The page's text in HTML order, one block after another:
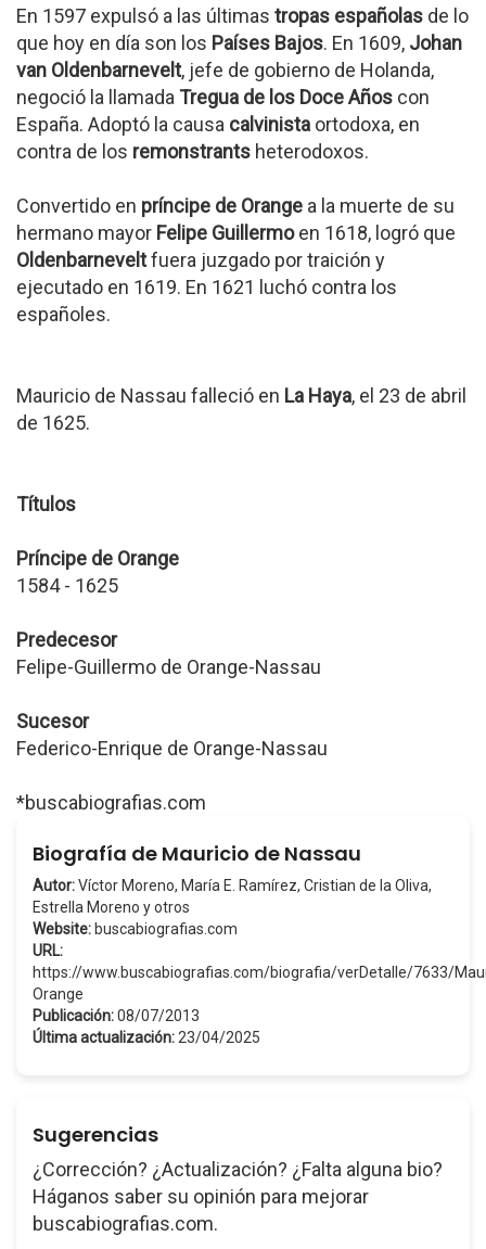
En 1597 expulsó a las últimas tropas españolas de lo
que hoy en día son los Países Bajos. En 1609, Johan
van Oldenbarnevelt, jefe de gobierno de Holanda,
negoció la llamada Tregua de los Doce Años con
España. Adoptó la causa calvinista ortodoxa, en
contra de los remonstrants heterodoxos.
Convertido en príncipe de Orange a la muerte de su
hermano mayor Felipe Guillermoen 1618, logró que
Oldenbarneveltfuera juzgado por traición y
ejecutado en 1619. En 1621 luchó contra los
españoles.
Mauricio de Nassau falleció en La Haya, el 23 de abril
de 1625.
Títulos
Príncipe de Orange
1584 - 1625
Predecesor
Felipe-Guillermo de Orange-Nassau
Sucesor
Federico-Enrique de Orange-Nassau
*buscabiografias.com
Biografía de Mauricio de Nassau
Autor:Víctor Moreno, María E. Ramírez, Cristian de la Oliva,
Estrella Moreno y otros
Website: buscabiografias.com
URL:
https://www.buscabiografias.com/biografia/verDetalle/7633/
Orange
Publicación:08/07/2013
Última actualización: 23/04/2025
Sugerencias
¿Corrección? ¿Actualización? ¿Falta alguna bio?
Háganos saber su opinión para mejorar
buscabiografias.com.